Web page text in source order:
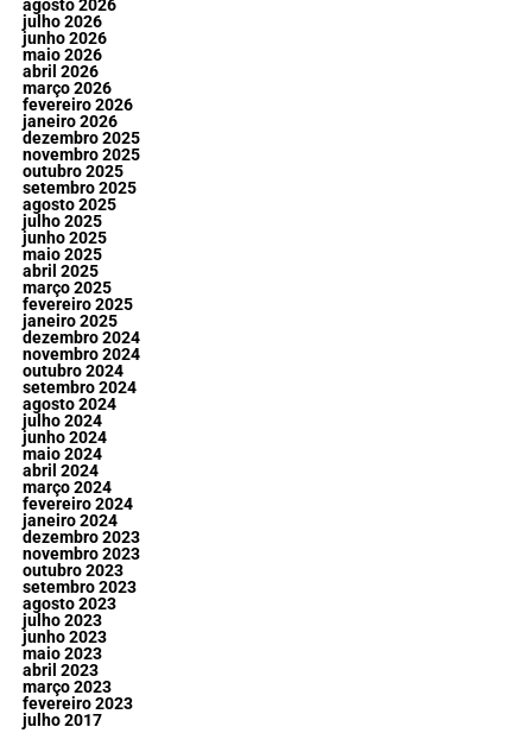
agosto 2026
julho 2026
junho 2026
maio 2026
abril 2026
março 2026
fevereiro 2026
janeiro 2026
dezembro 2025
novembro 2025
outubro 2025
setembro 2025
agosto 2025
julho 2025
junho 2025
maio 2025
abril 2025
março 2025
fevereiro 2025
janeiro 2025
dezembro 2024
novembro 2024
outubro 2024
setembro 2024
agosto 2024
julho 2024
junho 2024
maio 2024
abril 2024
março 2024
fevereiro 2024
janeiro 2024
dezembro 2023
novembro 2023
outubro 2023
setembro 2023
agosto 2023
julho 2023
junho 2023
maio 2023
abril 2023
março 2023
fevereiro 2023
julho 2017